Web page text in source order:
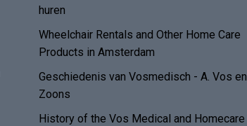
huren
Wheelchair Rentals and Other Home Care
Products in Amsterdam
Geschiedenis van Vosmedisch - A. Vos en
Zoons
History of the Vos Medical and Homecare